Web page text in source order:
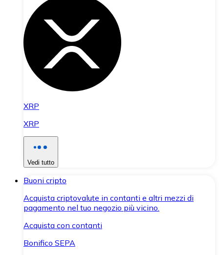
XRP
XRP
Vedi tutto
Buoni cripto
Acquista criptovalute in contanti e altri mezzi di
pagamento nel tuo negozio più vicino.
Acquista con contanti
Bonifico SEPA